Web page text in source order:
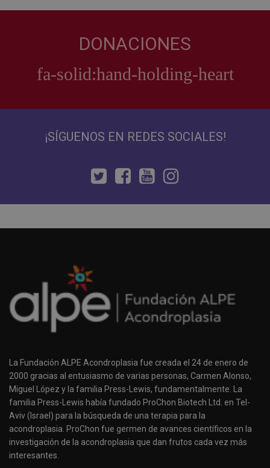
DONACIONES
¡SÍGUENOS EN REDES SOCIALES!
La Fundación ALPE Acondroplasia fue creada el 24 de enero de
2000 gracias al entusiasmo de varias personas, Carmen Alonso,
Miguel López y la familia Press-Lewis, fundamentalmente. La
familia Press-Lewis había fundado ProChon Biotech Ltd. en Tel-
Aviv (Israel) para la búsqueda de una terapia para la
acondroplasia. ProChon fue germen de avances científicos en la
investigación de la acondroplasia que dan frutos cada vez más
interesantes.